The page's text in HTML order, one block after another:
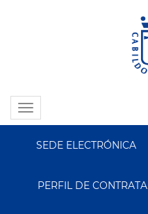
Toggle
navigation
Segundo
Menu
SEDE ELECTRÓNICA
PERFIL DE